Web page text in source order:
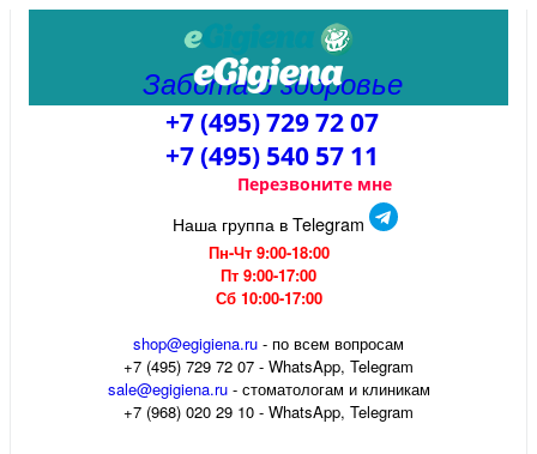
Забота о здоровье
+7 (495) 729 72 07
+7 (495) 540 57 11
Перезвоните мне
Наша группа в Telegram
Пн-Чт 9:00-18:00
Пт 9:00-17:00
Сб 10:00-17:00
shop@egigiena.ru - по всем вопросам
‎+7 (495) 729 72 07 - WhatsApp, Telegram
sale@egigiena.ru- стоматологам и клиникам
+7 (968) 020 29 10 - WhatsApp, Telegram